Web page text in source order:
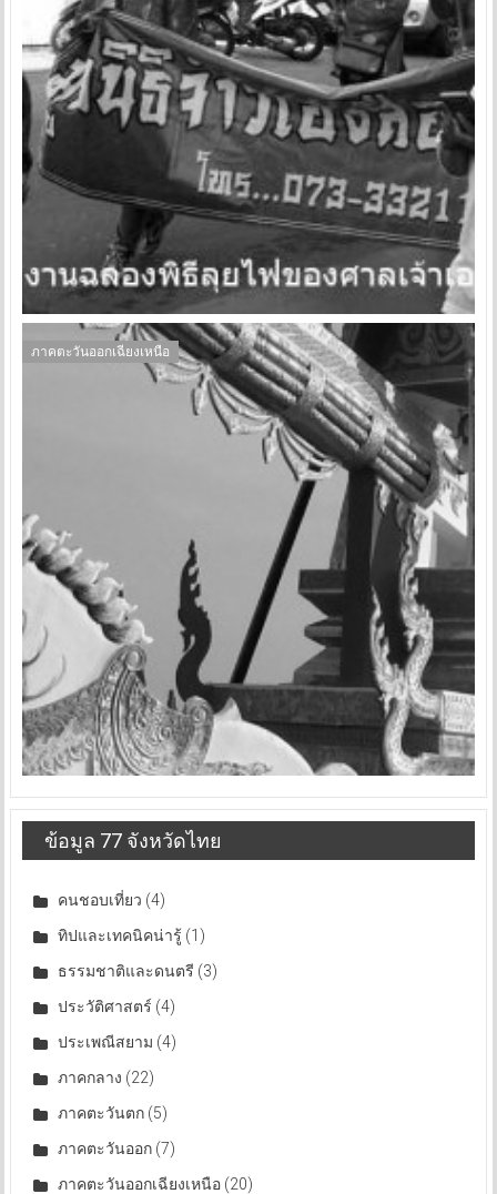
ภาคตะวันออกเฉียงเหนือ
ข้อมูล 77 จังหวัดไทย
คนชอบเที่ยว (4)
ทิปและเทคนิคน่ารู้(1)
ธรรมชาติและดนตรี (3)
ประวัติศาสตร์ (4)
ประเพณีสยาม (4)
ภาคกลาง (22)
ภาคตะวันตก(5)
ภาคตะวันออก(7)
ภาคตะวันออกเฉียงเหนือ(20)